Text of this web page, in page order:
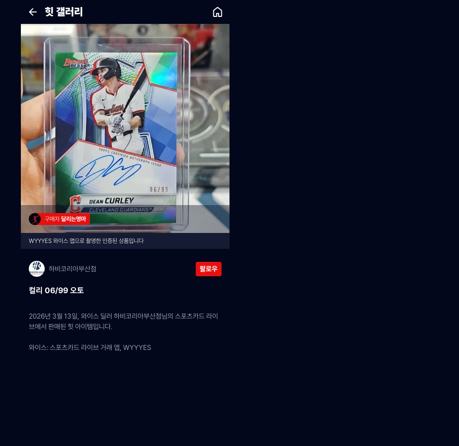
힛 갤러리
구매자 달리는명마
WYYYES 와이스 앱으로 촬영한 인증된 상품입니다
하비코리아부산점 팔로우
컬리 06/99 오토
2026년 3월 13일, 와이스 딜러 하비코리아부산점님의 스포츠카드 라이
브에서 판매된 힛 아이템입니다.
와이스: 스포츠카드 라이브 거래 앱, WYYYES